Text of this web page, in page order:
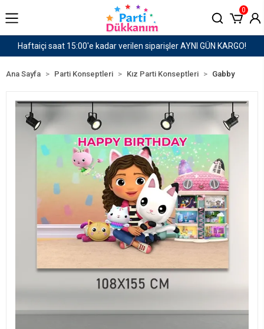
KARGO! 1500 TL ve Üzeri Kargo Ücretsiz!
0
Ana Sayfa Parti Konseptleri Kız Parti Konseptleri Gabby